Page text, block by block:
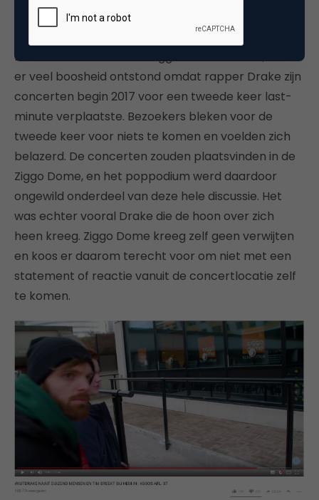
afdeling, of het gewoon aan je voorbij laten gaan.
Dat laatste besloot ook Ziggo Dome te doen, toen
er veel boosheid ontstond omdat rapper Drake zijn
concerten begin 2017 voor een tweede keer last-
minute verplaatste. Bezoekers bleken voor de
tweede keer voor niets te komen en voelden zich
belazerd. De concerten zouden plaatsvinden in de
Ziggo Dome, en het poppodium werd daardoor
ongewild onderdeel van deze hele discussie. Het
was echter vooral Drake die de hoon over zich
heen kreeg. Ziggo Dome kreeg zelf geen verwijten
en koos er daarom terecht voor om niet met een
statement of reactie vanuit de concertlocatie zelf
te komen.